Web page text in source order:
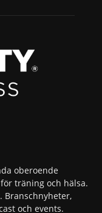
oberoende
träning och hälsa.
Branschnyheter,
och events.